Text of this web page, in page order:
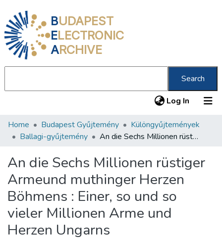
BUDAPEST
ELECTRONIC
ARCHIVE
Search
Log In (current)
Communities & Collections
Statistics
About us
Home Budapest Gyűjtemény
Különgyűjtemények
Ballagi-gyűjtemény
An die Sechs Millionen rüstiger Armeund muthinger Herzen Böhmens : Einer, so und so vieler Millionen Arme und Herzen Ungarns
An die Sechs Millionen rüstiger
Armeund muthinger Herzen
Böhmens : Einer, so und so
vieler Millionen Arme und
Herzen Ungarns